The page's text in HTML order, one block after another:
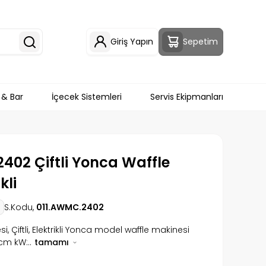
Giriş Yapın Sepetim
Bar İçecek Sistemleri Servis Ekipmanları
Çiftli Yonca Waffle
S.Kodu, 011.AWMC.2402
Çiftli, Elektrikli Yonca model waffle makinesi
kW:.. tamamı